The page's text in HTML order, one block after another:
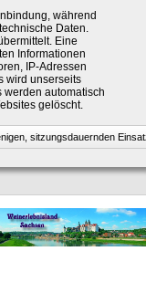
während
Daten.
Eine
Informationen
IP-Adressen
wird unserseits
werden automatisch
gelöscht.